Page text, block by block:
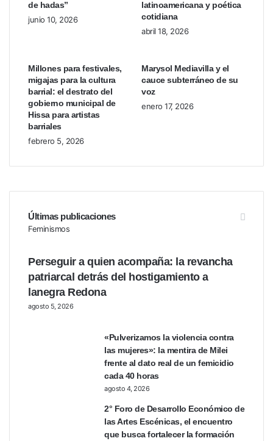
de hadas”
junio 10, 2026
latinoamericana y poética
cotidiana
abril 18, 2026
Millones para festivales,
migajas para la cultura
barrial: el destrato del
gobierno municipal de
Hissa para artistas
barriales
febrero 5, 2026
Marysol Mediavilla y el
cauce subterráneo de su
voz
enero 17, 2026
Últimas publicaciones
Feminismos
Perseguir a quien acompaña: la revancha
patriarcal detrás del hostigamiento a
lanegra Redona
agosto 5, 2026
«Pulverizamos la violencia contra
las mujeres»: la mentira de Milei
frente al dato real de un femicidio
cada 40 horas
agosto 4, 2026
2° Foro de Desarrollo Económico de
las Artes Escénicas, el encuentro
que busca fortalecer la formación